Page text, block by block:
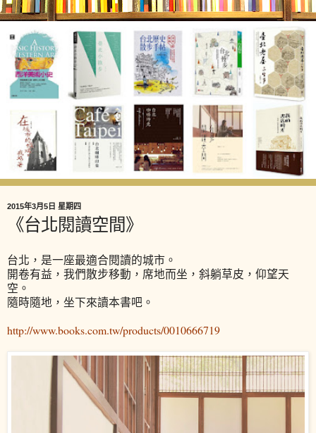
2015年3月5日 星期四
《台北閱讀空間》
台北，是一座最適合閱讀的城市。
開卷有益，我們散步移動，席地而坐，斜躺草皮，仰望天
空。
隨時隨地，坐下來讀本書吧。
http://www.books.com.tw/products/0010666719